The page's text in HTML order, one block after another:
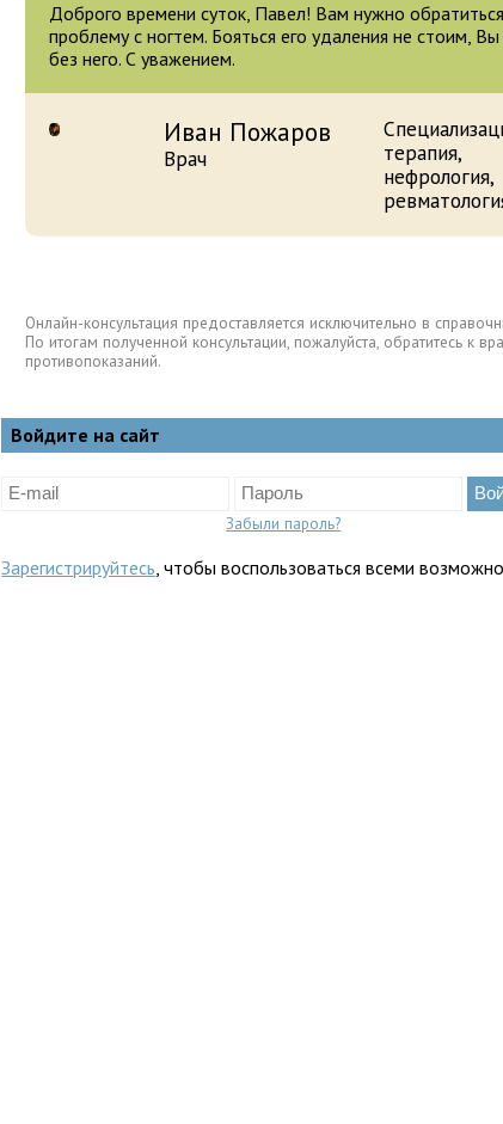
Доброго времени суток, Павел! Вам нужно
проблему с ногтем. Бояться его удаления не стоим,
без него. С уважением.
Иван Пожаров
Врач
терапия,
нефрология,
Онлайн-консультация предоставляется исключительно в
По итогам полученной консультации, пожалуйста, обратитесь к
противопоказаний.
Войдите на сайт
Забыли пароль?
Зарегистрируйтесь, чтобы воспользоваться всеми